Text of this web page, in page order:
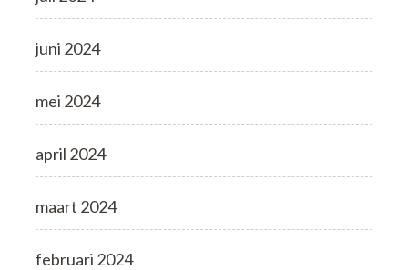
juni 2024
mei 2024
april 2024
maart 2024
februari 2024